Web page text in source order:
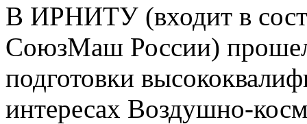
В ИРНИТУ (входит в
СоюзМаш России) прошел
подготовки
интересах Воздушно-